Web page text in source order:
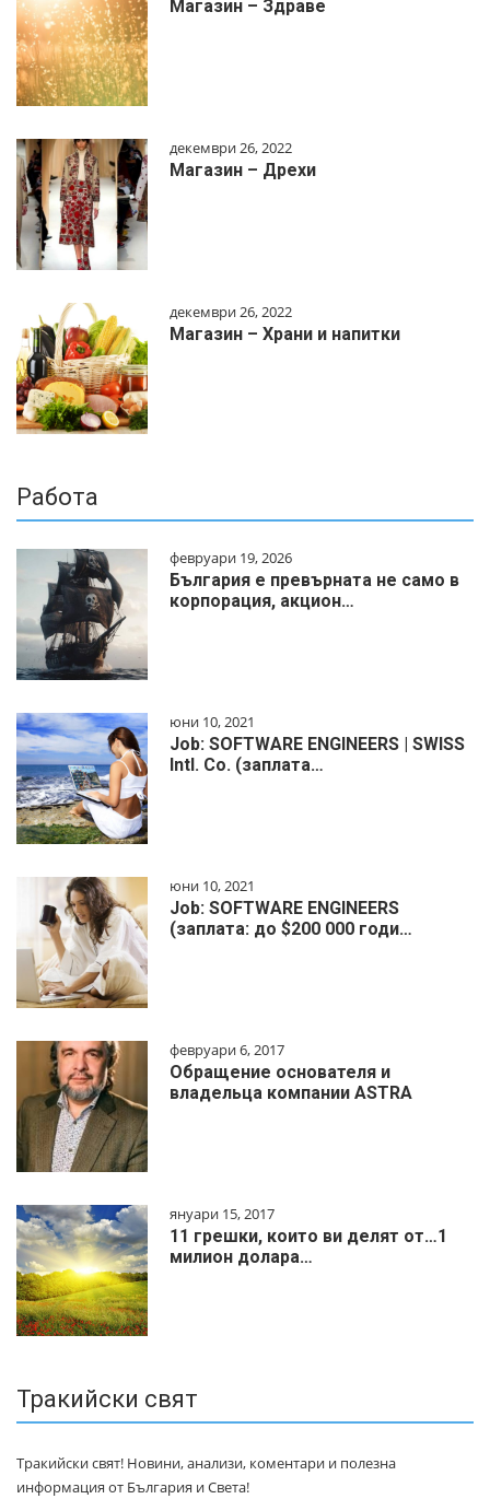
Магазин – Здраве
декември 26, 2022
Магазин – Дрехи
декември 26, 2022
Магазин – Храни и напитки
Работа
февруари 19, 2026
България е превърната не само в
корпорация, акцион…
юни 10, 2021
Job: SOFTWARE ENGINEERS | SWISS
Intl. Co. (заплата…
юни 10, 2021
Job: SOFTWARE ENGINEERS
(заплата: до $200 000 годи…
февруари 6, 2017
Обращение основателя и
владельца компании ASTRA
януари 15, 2017
11 грешки, които ви делят от…1
милиoн дoлapa…
Тракийски свят
Тракийски свят! Новини, анализи, коментари и полезна
информация от България и Света!